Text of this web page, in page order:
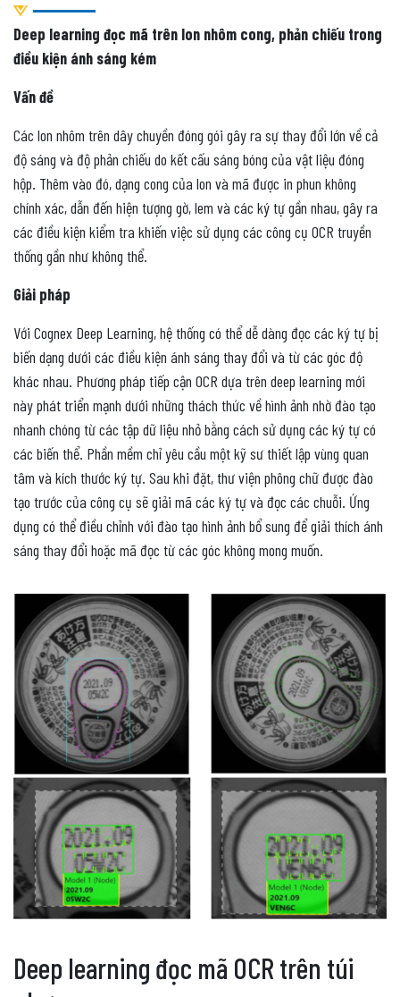
Deep learning đọc mã trên lon nhôm cong, phản chiếu trong
điều kiện ánh sáng kém
Vấn đề
Các lon nhôm trên dây chuyền đóng gói gây ra sự thay đổi lớn về cả
độ sáng và độ phản chiếu do kết cấu sáng bóng của vật liệu đóng
hộp. Thêm vào đó, dạng cong của lon và mã được in phun không
chính xác, dẫn đến hiện tượng gờ, lem và các ký tự gần nhau, gây ra
các điều kiện kiểm tra khiến việc sử dụng các công cụ OCR truyền
thống gần như không thể.
Giải pháp
Với Cognex Deep Learning, hệ thống có thể dễ dàng đọc các ký tự bị
biến dạng dưới các điều kiện ánh sáng thay đổi và từ các góc độ
khác nhau. Phương pháp tiếp cận OCR dựa trên deep learning mới
này phát triển mạnh dưới những thách thức về hình ảnh nhờ đào tạo
nhanh chóng từ các tập dữ liệu nhỏ bằng cách sử dụng các ký tự có
các biến thể. Phần mềm chỉ yêu cầu một kỹ sư thiết lập vùng quan
tâm và kích thước ký tự. Sau khi đặt, thư viện phông chữ được đào
tạo trước của công cụ sẽ giải mã các ký tự và đọc các chuỗi. Ứng
dụng có thể điều chỉnh với đào tạo hình ảnh bổ sung để giải thích ánh
sáng thay đổi hoặc mã đọc từ các góc không mong muốn.
Deep learning đọc mã OCR trên túi